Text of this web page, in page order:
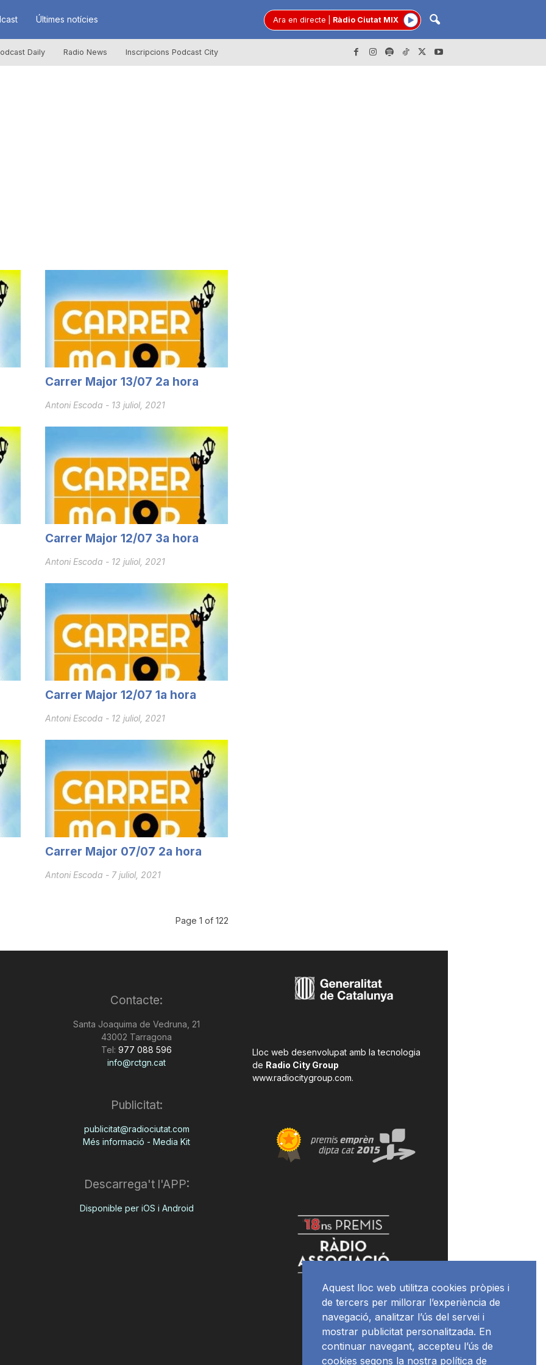
Últimes notícies Ara en directe Ràdio Ciutat MIX
Daily Radio News Inscripcions Podcast City
Carrer Major 13/07 2a hora
Antoni Escoda - 13 juliol, 2021
Carrer Major 12/07 3a hora
Antoni Escoda - 12 juliol, 2021
Carrer Major 12/07 1a hora
Antoni Escoda - 12 juliol, 2021
Carrer Major 07/07 2a hora
Antoni Escoda - 7 juliol, 2021
Page 1 of 122
Contacte:
Santa Joaquima de Vedruna, 21
43002 Tarragona
Tel: 977 088 596
info@rctgn.cat
Publicitat:
publicitat@radiociutat.com
Més informació - Media Kit
Descarrega't l'APP:
Disponible per iOS i Android
Lloc web desenvolupat amb la tecnologia
de Radio City Group
www.radiocitygroup.com.
Aquest lloc web utilitza cookies pròpies i
de tercers per millorar l’experiència de
navegació, analitzar l’ús del servei i
mostrar publicitat personalitzada. En
continuar navegant, accepteu l’ús de
cookies segons la nostra política de